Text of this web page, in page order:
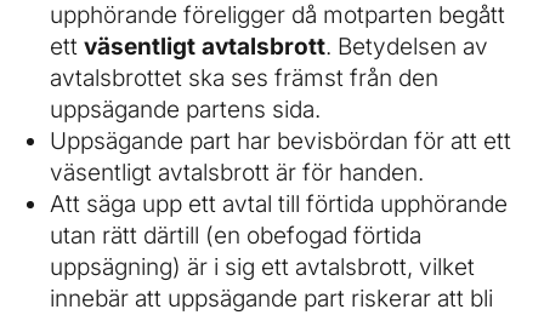
upphörande föreligger då motparten begått
ettväsentligt avtalsbrott. Betydelsen av
avtalsbrottet ska ses främst från den
uppsägande partens sida.
Uppsägande part har bevisbördan för att ett
väsentligt avtalsbrott är för handen.
Att säga upp ett avtal till förtida upphörande
utan rätt därtill (en obefogad förtida
uppsägning) är i sig ett avtalsbrott, vilket
innebär att uppsägande part riskerar att bli